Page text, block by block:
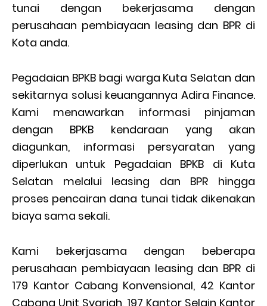
tunai dengan bekerjasama dengan
perusahaan pembiayaan leasing dan BPR di
Kota anda.
Pegadaian BPKB bagi warga Kuta Selatan dan
sekitarnya solusi keuangannya Adira Finance.
Kami menawarkan informasi pinjaman
dengan BPKB kendaraan yang akan
diagunkan, informasi persyaratan yang
diperlukan untuk Pegadaian BPKB di Kuta
Selatan melalui leasing dan BPR hingga
proses pencairan dana tunai tidak dikenakan
biaya sama sekali.
Kami bekerjasama dengan beberapa
perusahaan pembiayaan leasing dan BPR di
179 Kantor Cabang Konvensional, 42 Kantor
Cabang Unit Syariah, 197 Kantor Selain Kantor